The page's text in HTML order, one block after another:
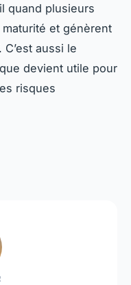
quand plusieurs
et génèrent
aussi le
devient utile pour
risques